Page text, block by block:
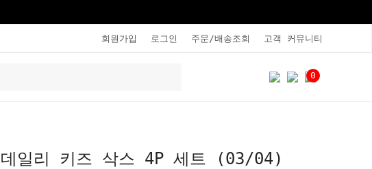
회원가입 로그인 주문/배송조회 고객 커뮤니티
0
데일리 키즈 삭스 4P 세트 (03/04)